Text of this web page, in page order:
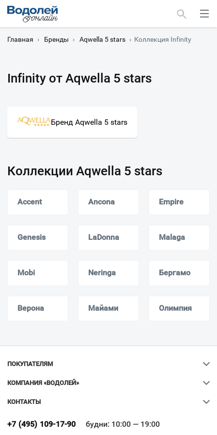
Главная › Бренды › Aqwella 5 stars › Коллекция Infinity
Infinity от Aqwella 5 stars
Бренд Aqwella 5 stars
Коллекции Aqwella 5 stars
Accent Ancona Empire
Genesis LaDonna Malaga
Mobi Neringa Бергамо
Верона Майами Олимпия
ПОКУПАТЕЛЯМ
КОМПАНИЯ «ВОДОЛЕЙ»
КОНТАКТЫ
+7 (495) 109-17-90
будни: 10:00 — 19:00